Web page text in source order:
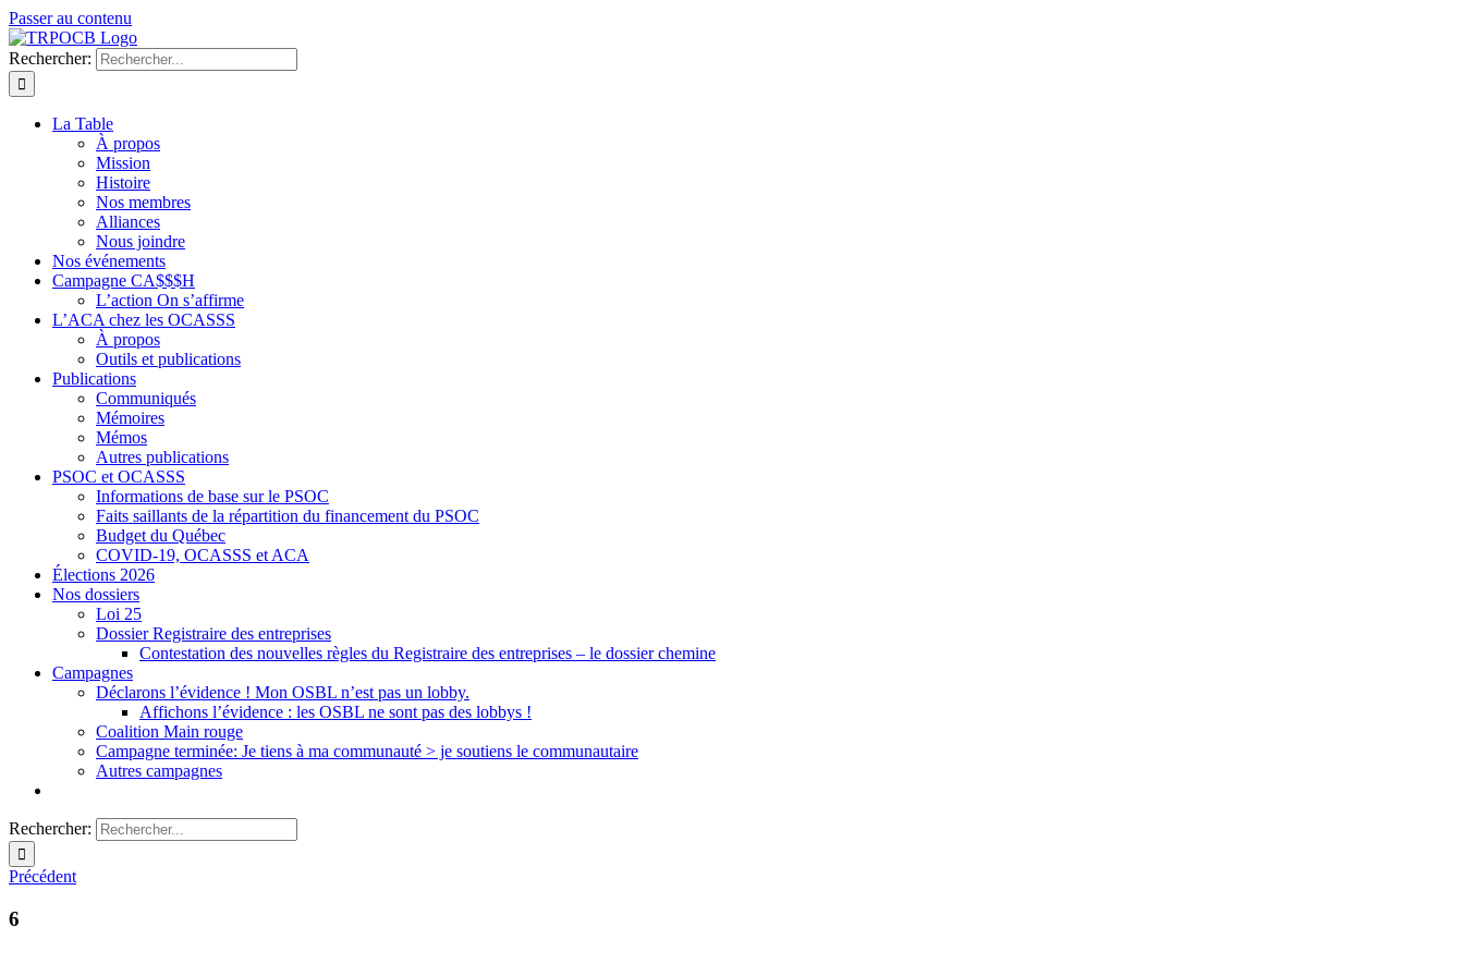
Passer au contenu
Rechercher:
La Table
À propos
Mission
Histoire
Nos membres
Alliances
Nous joindre
Nos événements
Campagne CA$$$H
L’action On s’affirme
L’ACA chez les OCASSS
À propos
Outils et publications
Publications
Communiqués
Mémoires
Mémos
Autres publications
PSOC et OCASSS
Informations de base sur le PSOC
Faits saillants de la répartition du financement du PSOC
Budget du Québec
COVID-19, OCASSS et ACA
Élections 2026
Nos dossiers
Loi 25
Dossier Registraire des entreprises
Contestation des nouvelles règles du Registraire des entreprises – le dossier chemine
Campagnes
Déclarons l’évidence ! Mon OSBL n’est pas un lobby.
Affichons l’évidence : les OSBL ne sont pas des lobbys !
Coalition Main rouge
Campagne terminée: Je tiens à ma communauté > je soutiens le communautaire
Autres campagnes
Rechercher:
Précédent
6